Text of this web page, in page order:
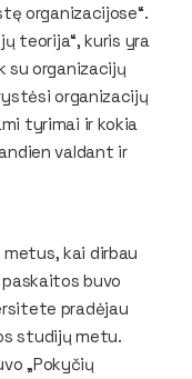
organizacijose“.
teorija“, kuris yra
su organizacijų
organizacijų
tyrimai ir kokia
valdant ir
kai dirbau
buvo
pradėjau
studijų metu.
„Pokyčių